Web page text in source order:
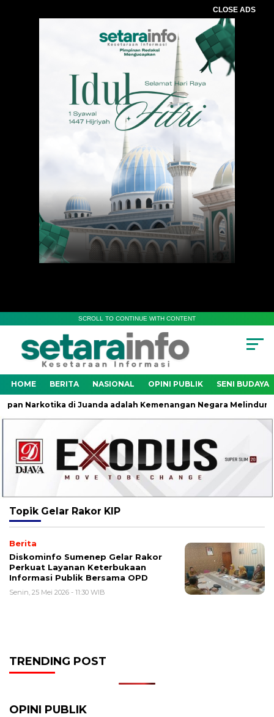
CLOSE ADS
SCROLL TO CONTINUE WITH CONTENT
HOME BERITA NASIONAL OPINI PUBLIK SENI BUDAYA
Narkotika di Juanda adalah Kemenangan Negara Melindungi
Topik Gelar Rakor KIP
Berita
Diskominfo Sumenep Gelar Rakor
Perkuat Layanan Keterbukaan
Informasi Publik Bersama OPD
Senin, 25 Mei 2026 - 11:30 WIB
TRENDING POST
OPINI PUBLIK